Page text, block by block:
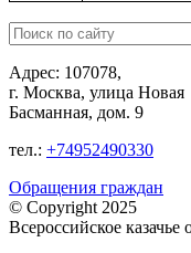
Поиск:
Адрес: 107078,
г. Москва, улица Новая
Басманная, дом. 9
тел.: +74952490330
Обращения граждан
© Copyright 2025
Всероссийское